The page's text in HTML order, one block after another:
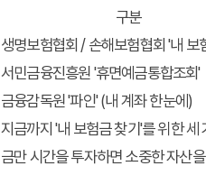
구분
생명보험협회 / 손해보험협회 '내 보
서민금융진흥원 '휴면예금통합조회'
금융감독원 '파인' (내 계좌 한눈에)
지금까지 '내 보험금 찾기'를 위한
금만 시간을 투자하면 소중한 자산